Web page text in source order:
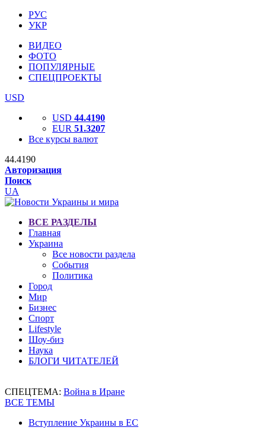
РУС
УКР
ВИДЕО
ФОТО
ПОПУЛЯРНЫЕ
СПЕЦПРОЕКТЫ
USD
USD 44.4190
EUR 51.3207
Все курсы валют
44.4190
Авторизация
Поиск
UA
ВСЕ РАЗДЕЛЫ
Главная
Украина
Все новости раздела
События
Политика
Город
Мир
Бизнес
Спорт
Lifestyle
Шоу-биз
Наука
БЛОГИ ЧИТАТЕЛЕЙ
СПЕЦТЕМА: Война в Иране
ВСЕ ТЕМЫ
Вступление Украины в ЕС